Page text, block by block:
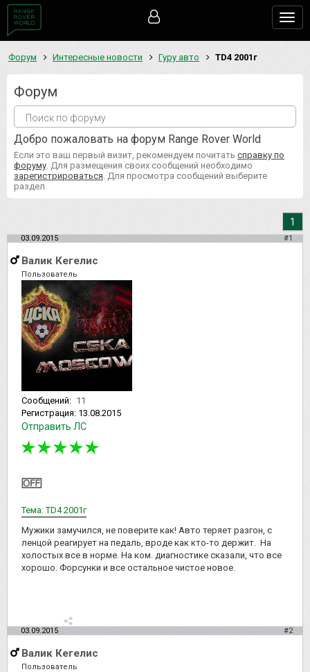
Форум Интересные новости Гуру авто TD4 2001г
Форум
Добро пожаловать на форум Range Rover World
Если это ваш первый визит, рекомендуем почитать справку по
форуму . Для размещения своих сообщений необходимо
зарегистрироваться . Для просмотра сообщений выберите
раздел.
1
03.09.2015 #1
Валик Кегелис
Пользователь
Сообщений: 11
Регистрация: 13.08.2015
Отправить ЛС
Тема: TD4 2001г
Мужики замучился, не поверите как! Авто теряет разгон, с
ленцой реагирует на педаль, вроде как кто-то держит. На
холостых все в норме. На ком. диагностике сказали, что все
хорошо. Форсунки и все остальное чистое новое.
03.09.2015 #2
Валик Кегелис
Пользователь